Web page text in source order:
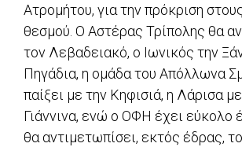
Ατρομήτου, για την πρόκριση
θεσμού. Ο Αστέρας Τρίπολης θα
τον Λεβαδειακό, ο Ιωνικός την
Πηγάδια, η ομάδα του Απόλλωνα
παίξει με την Κηφισιά, η Λάρισα
Γιάννινα, ενώ ο ΟΦΗ έχει εύκολο
θα αντιμετωπίσει, εκτός έδρας,